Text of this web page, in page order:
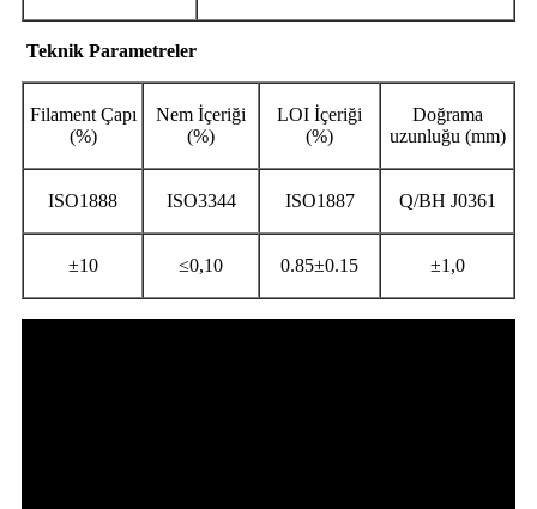
Teknik Parametreler
Filament Çapı
(%)
Nem İçeriği
(%)
LOI İçeriği
(%)
Doğrama
uzunluğu (mm)
ISO1888 ISO3344 ISO1887 Q/BH J0361
±10 ≤0,10 0.85±0.15 ±1,0